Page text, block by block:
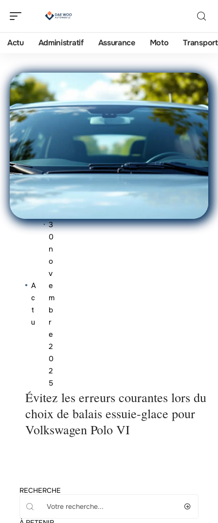
Actu Administratif Assurance Moto Transport
A
c
t
u
3
0
n
o
v
e
m
b
r
e
2
0
2
5
Évitez les erreurs courantes lors du
choix de balais essuie-glace pour
Volkswagen Polo VI
RECHERCHE